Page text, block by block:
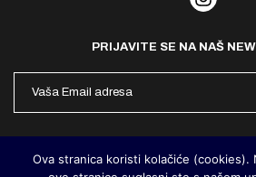
PRIJAVITE SE NA NAŠ
Ova stranica koristi kolačiće (cookies).